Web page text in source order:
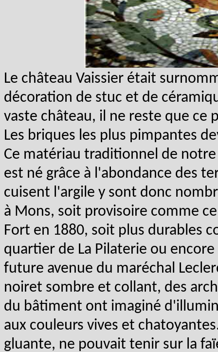
Le château Vaissier était
décoration de stuc et de
vaste château, il ne reste que ce
Les briques les plus pimpantes
Ce matériau traditionnel de
est né grâce à l'abondance des
cuisent l'argile y sont donc
à Mons, soit provisoire comme
Fort en 1880, soit plus durables
quartier de La Pilaterie ou
future avenue du maréchal
noiret sombre et collant, des
du bâtiment ont imaginé
aux couleurs vives et
gluante, ne pouvait tenir sur la